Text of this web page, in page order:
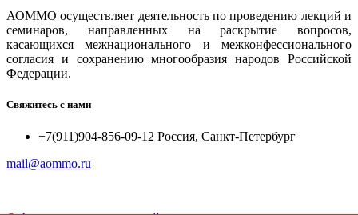
АОММО осуществляет деятельность по проведению лекций и
семинаров, направленных на раскрытие вопросов,
касающихся межнационального и межконфессионального
согласия и сохранению многообразия народов Российской
Федерации.
Свяжитесь с нами
+7(911)904-856-09-12 Россия, Санкт-Петербург
mail@aommo.ru